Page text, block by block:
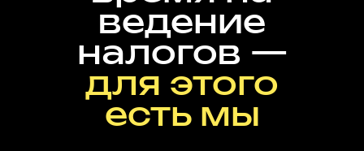
ведение
налогов —
для этого
есть мы